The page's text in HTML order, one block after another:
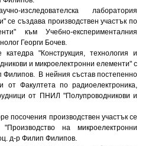
лаборатория
се създава производствен участък по
към Учебно-експерименталния
Георги Бочев.
"Конструкция, технология и
и микроелектронни елементи" с
Филипов. В нейния състав постепенно
от Факултета по радиоелектроника,
от ПНИЛ "Полупроводникови и
посочения производствен участък се
на микроелектронни
д-р Филип Филипов.